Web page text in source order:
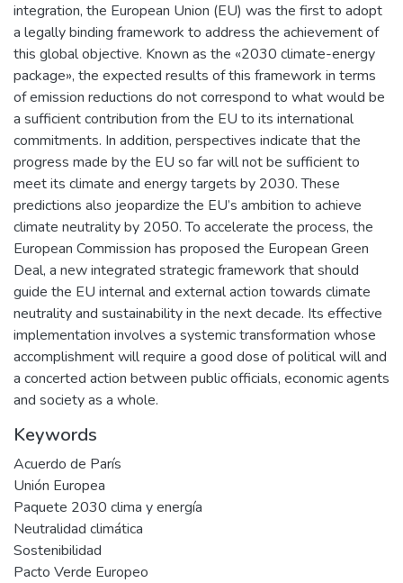
integration, the European Union (EU) was the first to adopt
a legally binding framework to address the achievement of
this global objective. Known as the «2030 climate-energy
package», the expected results of this framework in terms
of emission reductions do not correspond to what would be
a sufficient contribution from the EU to its international
commitments. In addition, perspectives indicate that the
progress made by the EU so far will not be sufficient to
meet its climate and energy targets by 2030. These
predictions also jeopardize the EU’s ambition to achieve
climate neutrality by 2050. To accelerate the process, the
European Commission has proposed the European Green
Deal, a new integrated strategic framework that should
guide the EU internal and external action towards climate
neutrality and sustainability in the next decade. Its effective
implementation involves a systemic transformation whose
accomplishment will require a good dose of political will and
a concerted action between public officials, economic agents
and society as a whole.
Keywords
Acuerdo de París
Unión Europea
Paquete 2030 clima y energía
Neutralidad climática
Sostenibilidad
Pacto Verde Europeo